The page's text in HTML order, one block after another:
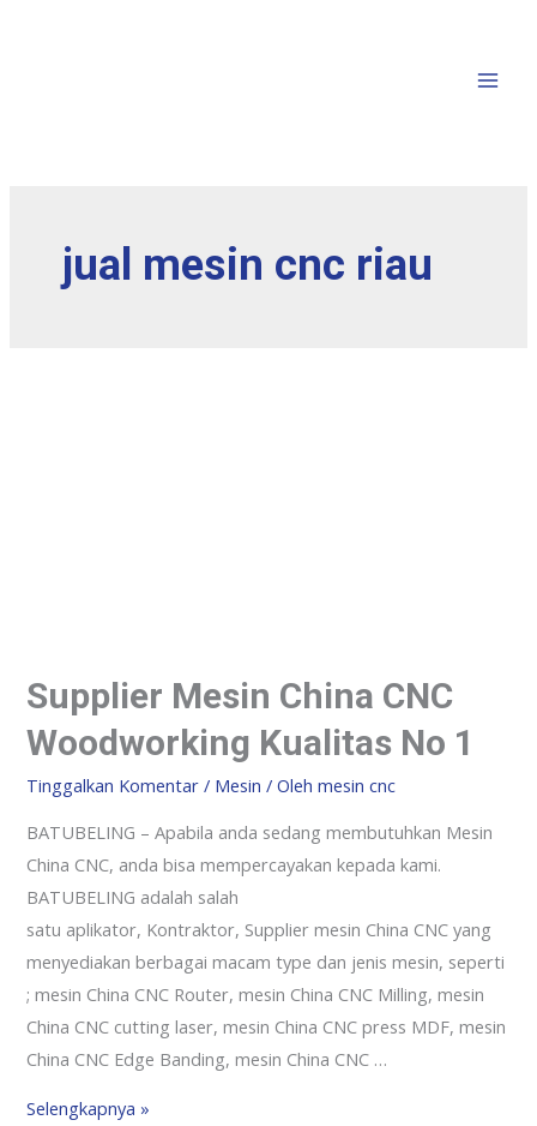
jual mesin cnc riau
Supplier Mesin China CNC
Woodworking Kualitas No 1
Tinggalkan Komentar / Mesin / Olehmesin cnc
BATUBELING – Apabila anda sedang membutuhkan Mesin
China CNC, anda bisa mempercayakan kepada kami.
BATUBELING adalah salah
satu aplikator, Kontraktor, Supplier mesin China CNC yang
menyediakan berbagai macam type dan jenis mesin, seperti
; mesin China CNC Router, mesin China CNC Milling, mesin
China CNC cutting laser, mesin China CNC press MDF, mesin
China CNC Edge Banding, mesin China CNC …
Selengkapnya »